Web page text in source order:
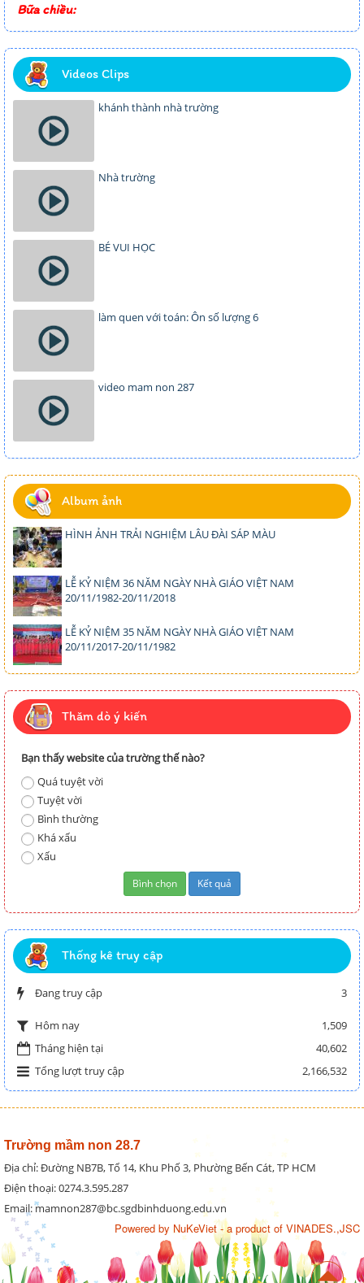
Bữa chiều:
Videos Clips
khánh thành nhà trường
Nhà trường
BÉ VUI HỌC
làm quen với toán: Ôn số lượng 6
video mam non 287
Album ảnh
HÌNH ẢNH TRẢI NGHIỆM LÂU ĐÀI SÁP MÀU
LỄ KỶ NIỆM 36 NĂM NGÀY NHÀ GIÁO VIỆT NAM
20/11/1982-20/11/2018
LỄ KỶ NIỆM 35 NĂM NGÀY NHÀ GIÁO VIỆT NAM
20/11/2017-20/11/1982
Thăm dò ý kiến
Bạn thấy website của trường thế nào?
Quá tuyệt vời
Tuyệt vời
Bình thường
Khá xấu
Xấu
Thống kê truy cập
Đang truy cập 3
Hôm nay
1,509
Tháng hiện tại
40,602
Tổng lượt truy cập
2,166,532
Trường mầm non 28.7
Địa chỉ: Đường NB7B, Tổ 14, Khu Phố 3, Phường Bến Cát, TP HCM
Điện thoại: 0274.3.595.287
Email: mamnon287@bc.sgdbinhduong.edu.vn
Powered by NuKeViet- a product of VINADES.,JSC